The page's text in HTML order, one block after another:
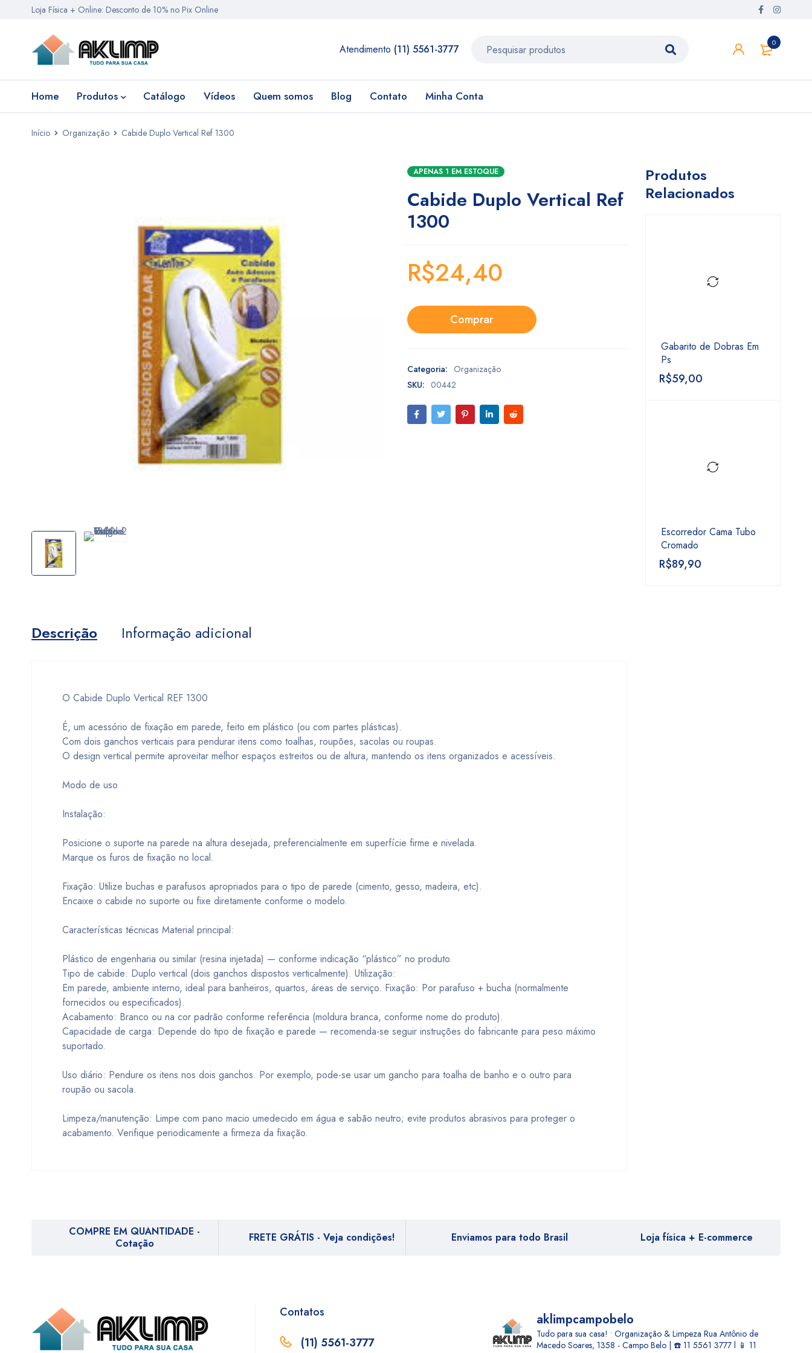
Loja Física + Online: Desconto de 10% no Pix Online
0
Atendimento (11) 5561-3777
Home Produtos Catálogo Vídeos Quem somos Blog Contato Minha Conta
Início Organização Cabide Duplo Vertical Ref 1300
APENAS 1 EM ESTOQUE
Cabide Duplo Vertical Ref
1300
R$24,40
Comprar
Categoria: Organização
SKU: 00442
Descrição Informação adicional
O Cabide Duplo Vertical REF 1300
É, um acessório de fixação em parede, feito em plástico (ou com partes plásticas).
Com dois ganchos verticais para pendurar itens como toalhas, roupões, sacolas ou roupas.
O design vertical permite aproveitar melhor espaços estreitos ou de altura, mantendo os itens organizados e acessíveis.
Modo de uso
Instalação:
Posicione o suporte na parede na altura desejada, preferencialmente em superfície firme e nivelada.
Marque os furos de fixação no local.
Fixação: Utilize buchas e parafusos apropriados para o tipo de parede (cimento, gesso, madeira, etc).
Encaixe o cabide no suporte ou fixe diretamente conforme o modelo.
Características técnicas Material principal:
Plástico de engenharia ou similar (resina injetada) — conforme indicação “plástico” no produto.
Tipo de cabide: Duplo vertical (dois ganchos dispostos verticalmente). Utilização:
Em parede, ambiente interno, ideal para banheiros, quartos, áreas de serviço. Fixação: Por parafuso + bucha (normalmente
fornecidos ou especificados).
Acabamento: Branco ou na cor padrão conforme referência (moldura branca, conforme nome do produto).
Capacidade de carga: Depende do tipo de fixação e parede — recomenda-se seguir instruções do fabricante para peso máximo
suportado.
Uso diário: Pendure os itens nos dois ganchos. Por exemplo, pode-se usar um gancho para toalha de banho e o outro para
roupão ou sacola.
Limpeza/manutenção: Limpe com pano macio umedecido em água e sabão neutro; evite produtos abrasivos para proteger o
acabamento. Verifique periodicamente a firmeza da fixação.
Produtos
Relacionados
Gabarito de Dobras Em
Ps
R$59,00
Escorredor Cama Tubo
Cromado
R$89,90
COMPRE EM QUANTIDADE -
Cotação
FRETE GRÁTIS - Veja condições! Enviamos para todo Brasil Loja física + E-commerce
Contatos
(11) 5561-3777
aklimpcampobelo
Tudo para sua casa! • Organização & Limpeza Rua Antônio de
Macedo Soares, 1358 - Campo Belo | ☎️ 11 5561 3777 l 📱 11